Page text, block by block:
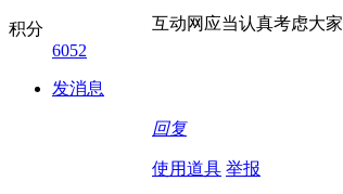
积分
6052
发消息
互动网应当认真考虑大家
回复
使用道具 举报